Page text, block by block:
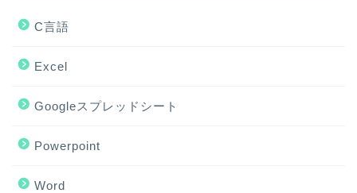
C言語
Excel
Googleスプレッドシート
Powerpoint
Word